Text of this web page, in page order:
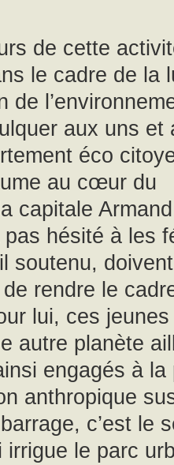
de cette
le cadre de la
de
aux uns et
éco
au cœur du
capitale Armand
pas hésité à les
soutenu,
rendre le
lui, ces
autre planète
engagés à la
anthropique
c’est le
irrigue le parc